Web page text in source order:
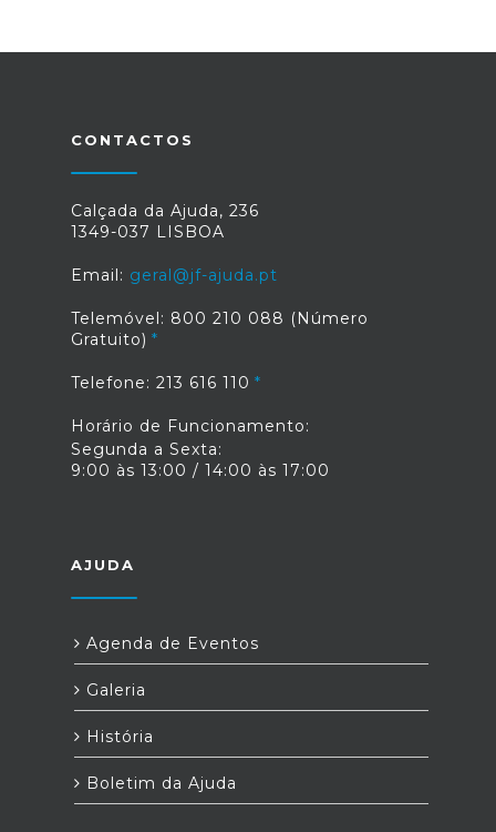
CONTACTOS
Calçada da Ajuda, 236
1349-037 LISBOA
Email: geral@jf-ajuda.pt
Telemóvel: 800 210 088 (Número
Gratuito)
Telefone: 213 616 110
Horário de Funcionamento:
Segunda a Sexta:
9:00 às 13:00 / 14:00 às 17:00
AJUDA
Agenda de Eventos
Galeria
História
Boletim da Ajuda